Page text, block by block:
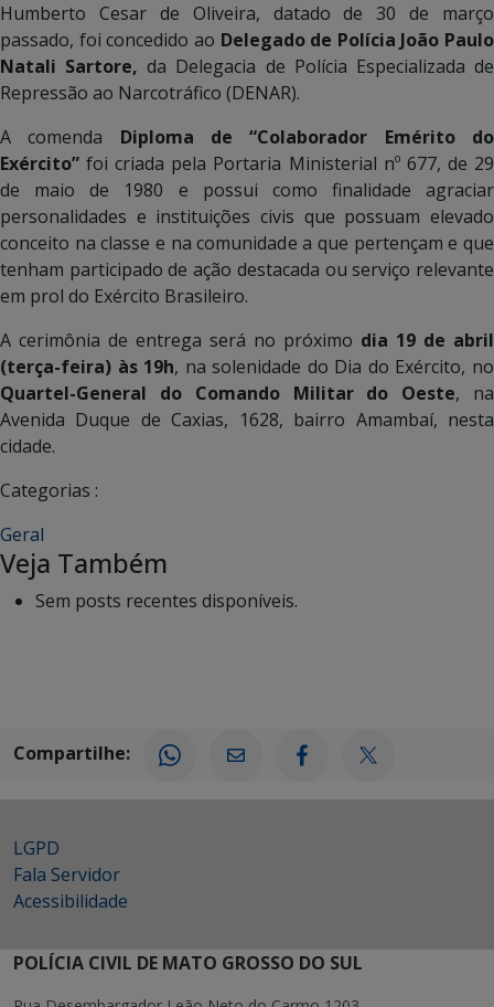
Humberto Cesar de Oliveira, datado de 30 de março
passado, foi concedido ao Delegado de Polícia João Paulo
Natali Sartore, da Delegacia de Polícia Especializada de
Repressão ao Narcotráfico (DENAR).
A comenda Diploma de “Colaborador Emérito do
Exército” foi criada pela Portaria Ministerial nº 677, de 29
de maio de 1980 e possui como finalidade agraciar
personalidades e instituições civis que possuam elevado
conceito na classe e na comunidade a que pertençam e que
tenham participado de ação destacada ou serviço relevante
em prol do Exército Brasileiro.
A cerimônia de entrega será no próximo dia 19 de abril
(terça-feira) às 19h, na solenidade do Dia do Exército, no
Quartel-General do Comando Militar do Oeste, na
Avenida Duque de Caxias, 1628, bairro Amambaí, nesta
cidade.
Categorias :
Geral
Veja Também
Sem posts recentes disponíveis.
Compartilhe:
LGPD
Fala Servidor
Acessibilidade
POLÍCIA CIVIL DE MATO GROSSO DO SUL